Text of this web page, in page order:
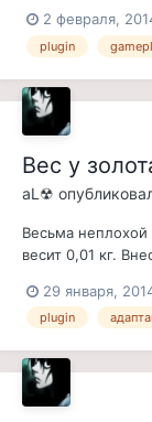
Устанавливать
конфликтов ни с
2 февраля,
plugin
Вес у
aL☢
Весьма неплохой
весит 0,01 кг.
описание.
29 января,
plugin